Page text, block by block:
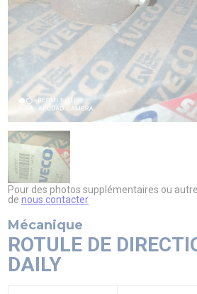
Pour des photos supplémentaires ou
denous contacter
Mécanique
ROTULE DE
DAILY